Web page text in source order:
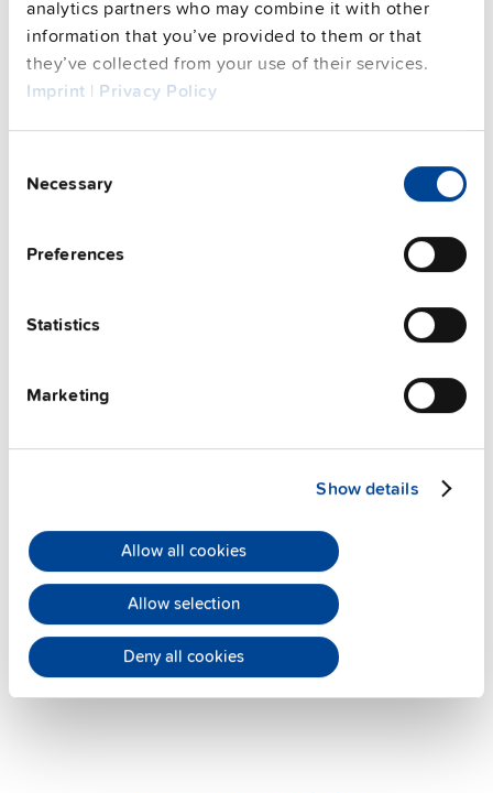
analytics partners who may combine it with other
information that you’ve provided to them or that
they’ve collected from your use of their services.
Imprint | Privacy Policy
Selection
Necessary
Preferences
Statistics
Marketing
Show details
Allow all cookies
Allow selection
Deny all cookies
See privacy policy for details
補助ユニット
データシート
詳細